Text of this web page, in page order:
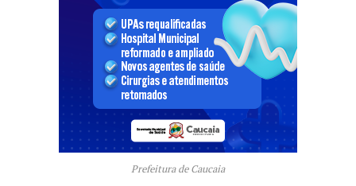
Prefeitura de Caucaia